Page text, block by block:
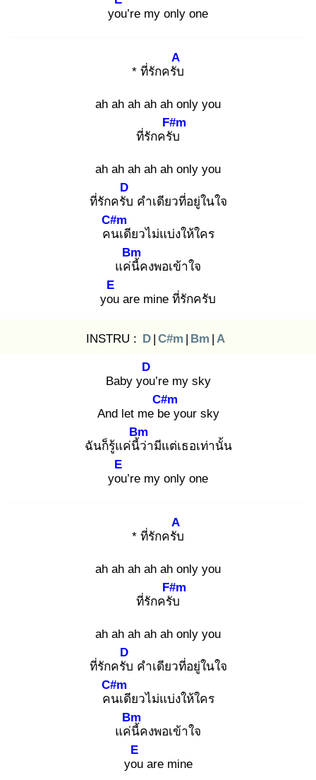
you’re my only one
* ที่รักครับ
A
ah ah ah ah ah only you
ที่รักครับ
F#m
ah ah ah ah ah only you
ที่รักครับ
D
คำเดียวที่อยู่ในใจ
คน
C#m
เดียวไม่แบ่งให้ใคร
แค่นี้
Bm
คงพอเข้าใจ
you
E
are mine ที่รักครับ
INSTRU : D | C#m | Bm | A
Baby you
D
’re my sky
And let me be
C#m
your sky
ฉันก็รู้แค่นี้ว่
Bm
ามีแต่เธอเท่านั้น
you
E
’re my only one
* ที่รักครับ
A
ah ah ah ah ah only you
ที่รักครับ
F#m
ah ah ah ah ah only you
ที่รักครับ
D
คำเดียวที่อยู่ในใจ
คน
C#m
เดียวไม่แบ่งให้ใคร
แค่นี้
Bm
คงพอเข้าใจ
you
E
are mine